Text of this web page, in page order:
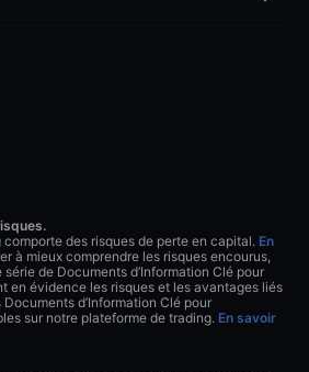
des risques de perte en capital. En
à mieux comprendre les risques encourus,
de Documents d’Information Clé pour
en évidence les risques et les avantages liés
d’Information Clé pour
sur notre plateforme de trading. En savoir